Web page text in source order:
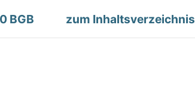
BGB
zum Inhaltsverzeichnis